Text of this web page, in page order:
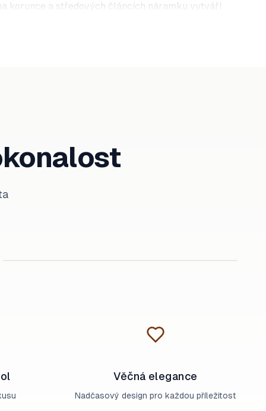
korunce a středových článcích náramku vytváří
na spolehlivý automatický strojek NH35,
Věčná elegance
Nadčasový design pro každou příležitost